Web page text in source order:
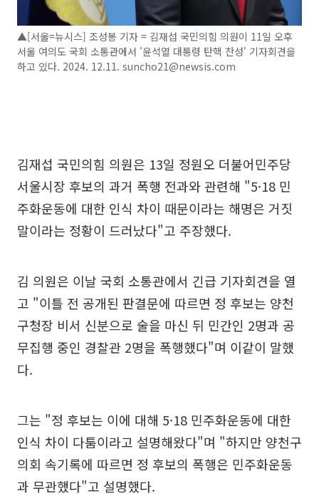
▲[서울=뉴시스] 조성봉 기자 = 김재섭 국민의힘 의원이 11일 오후
서울 여의도 국회 소통관에서 '윤석열 대통령 탄핵 찬성' 기자회견을
하고 있다. 2024. 12.11. suncho21@newsis.com
김재섭 국민의힘 의원은 13일 정원오 더불어민주당
서울시장 후보의 과거 폭행 전과와 관련해 "5·18 민
주화운동에 대한 인식 차이 때문이라는 해명은 거짓
말이라는 정황이 드러났다"고 주장했다.
김 의원은 이날 국회 소통관에서 긴급 기자회견을 열
고 "이틀 전 공개된 판결문에 따르면 정 후보는 양천
구청장 비서 신분으로 술을 마신 뒤 민간인 2명과 공
무집행 중인 경찰관 2명을 폭행했다"며 이같이 말했
다.
그는 "정 후보는 이에 대해 5·18 민주화운동에 대한
인식 차이 다툼이라고 설명해왔다"며 "하지만 양천구
의회 속기록에 따르면 정 후보의 폭행은 민주화운동
과 무관했다"고 설명했다.